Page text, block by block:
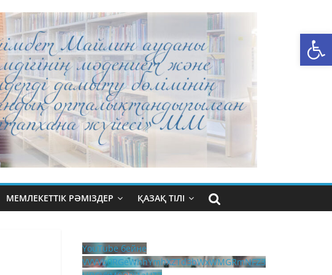
Open toolbar
МЕМЛЕКЕТТІК РӘМІЗДЕР ҚАЗАҚ ТІЛІ
YouTube бейне
VVVVb0RGeWhhYmhXZTd3bWxWMGRmNFZ3